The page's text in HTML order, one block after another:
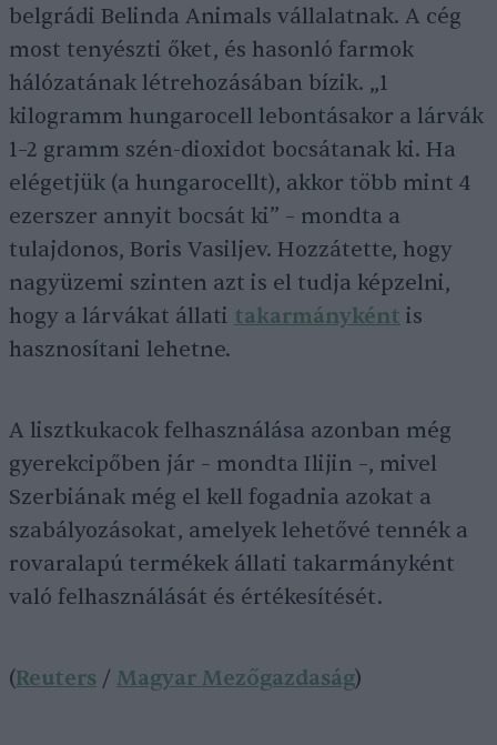
belgrádi Belinda Animals vállalatnak. A cég
most tenyészti őket, és hasonló farmok
hálózatának létrehozásában bízik. „1
kilogramm hungarocell lebontásakor a lárvák
1–2 gramm szén-dioxidot bocsátanak ki. Ha
elégetjük (a hungarocellt), akkor több mint 4
ezerszer annyit bocsát ki” – mondta a
tulajdonos, Boris Vasiljev. Hozzátette, hogy
nagyüzemi szinten azt is el tudja képzelni,
hogy a lárvákat állati takarmányként is
hasznosítani lehetne.
A lisztkukacok felhasználása azonban még
gyerekcipőben jár – mondta Ilijin –, mivel
Szerbiának még el kell fogadnia azokat a
szabályozásokat, amelyek lehetővé tennék a
rovaralapú termékek állati takarmányként
való felhasználását és értékesítését.
(Reuters / Magyar Mezőgazdaság)